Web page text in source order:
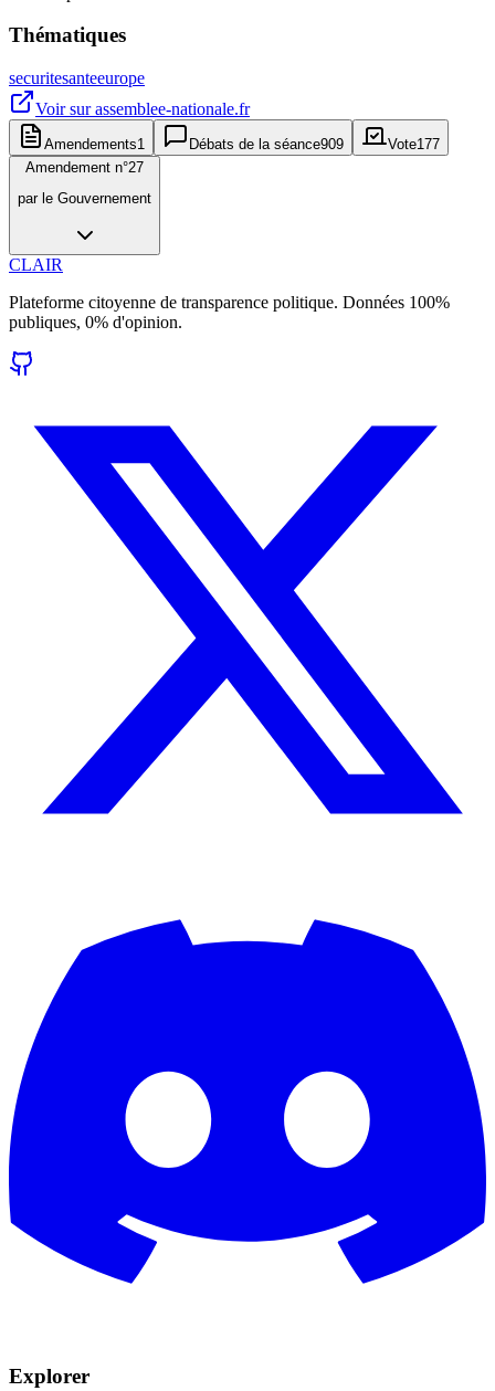
Thématiques
securitesanteeurope
Voir surassemblee-nationale.fr
Amendements1 Débats de la séance909 Vote177
Amendement n°27
par le Gouvernement
CLAIR
Plateforme citoyenne de transparence politique. Données 100%
publiques, 0% d'opinion.
Explorer